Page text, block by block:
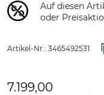
Auf diesen
oder
Artikel-Nr.: 3465492531
7.199,00